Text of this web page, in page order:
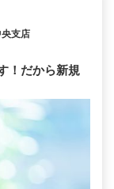
支店
！だから新規